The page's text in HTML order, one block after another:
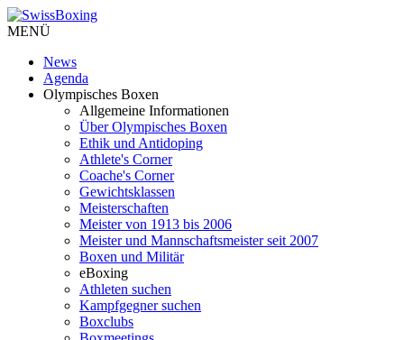
MENÜ
News
Agenda
Olympisches Boxen
Allgemeine Informationen
Über Olympisches Boxen
Ethik und Antidoping
Athlete's Corner
Coache's Corner
Gewichtsklassen
Meisterschaften
Meister von 1913 bis 2006
Meister und Mannschaftsmeister seit 2007
Boxen und Militär
eBoxing
Athleten suchen
Kampfgegner suchen
Boxclubs